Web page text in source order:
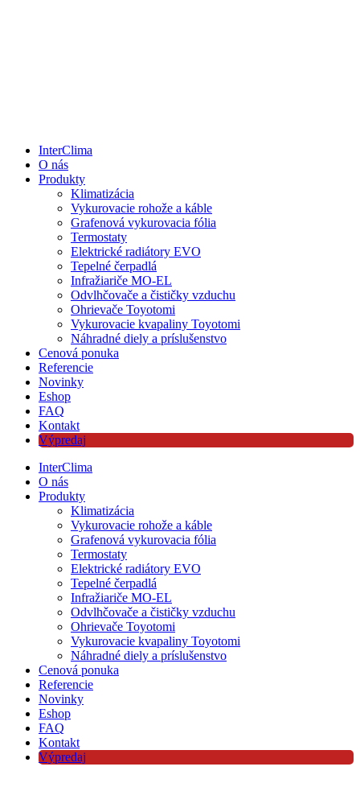
InterClima
O nás
Produkty
Klimatizácia
Vykurovacie rohože a káble
Grafenová vykurovacia fólia
Termostaty
Elektrické radiátory EVO
Tepelné čerpadlá
Infražiariče MO-EL
Odvlhčovače a čističky vzduchu
Ohrievače Toyotomi
Vykurovacie kvapaliny Toyotomi
Náhradné diely a príslušenstvo
Cenová ponuka
Referencie
Novinky
Eshop
FAQ
Kontakt
Výpredaj
InterClima
O nás
Produkty
Klimatizácia
Vykurovacie rohože a káble
Grafenová vykurovacia fólia
Termostaty
Elektrické radiátory EVO
Tepelné čerpadlá
Infražiariče MO-EL
Odvlhčovače a čističky vzduchu
Ohrievače Toyotomi
Vykurovacie kvapaliny Toyotomi
Náhradné diely a príslušenstvo
Cenová ponuka
Referencie
Novinky
Eshop
FAQ
Kontakt
Výpredaj